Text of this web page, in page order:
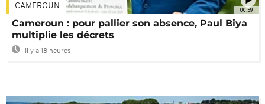
00:59
CAMEROUN
Cameroun : pour pallier son absence, Paul Biya
multiplie les décrets
Il y a 18 heures